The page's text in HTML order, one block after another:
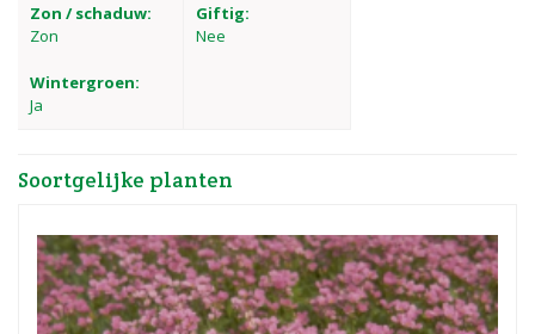
Zon / schaduw:
Zon
Wintergroen:
Ja
Giftig:
Nee
Soortgelijke planten